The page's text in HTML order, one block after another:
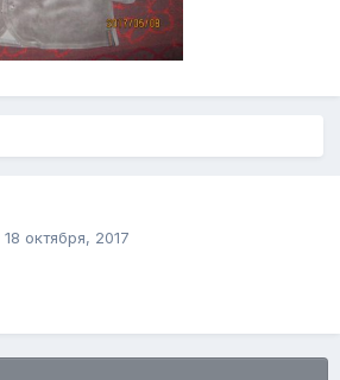
18 октября, 2017